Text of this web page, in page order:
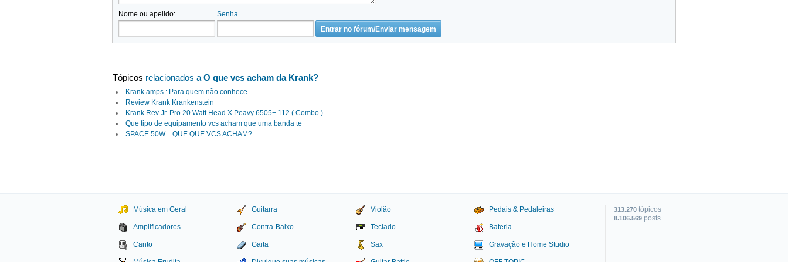
Nome ou apelido: Senha
Tópicos relacionados a O que vcs acham da Krank?
Krank amps : Para quem não conhece.
Review Krank Krankenstein
Krank Rev Jr. Pro 20 Watt Head X Peavy 6505+ 112 ( Combo )
Que tipo de equipamento vcs acham que uma banda te
SPACE 50W ...QUE QUE VCS ACHAM?
Música em Geral Guitarra Violão Pedais & Pedaleiras
Amplificadores Contra-Baixo Teclado Bateria
Canto Gaita Sax Gravação e Home Studio
313.270 tópicos
8.106.569 posts